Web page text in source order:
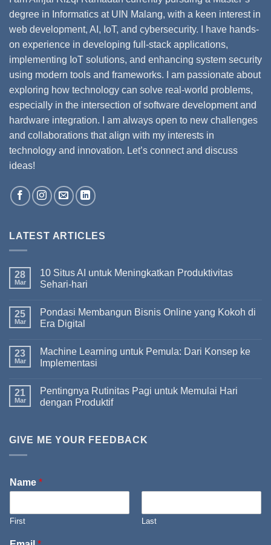
degree in Informatics at UIN Malang, with a keen interest in
web development, AI, IoT, and cybersecurity. I have hands-
on experience in developing full-stack applications,
implementing IoT solutions, and enhancing system security
using modern tools and frameworks. I am passionate about
exploring how technology can solve real-world problems,
especially in the intersection of software development and
hardware integration. I am always open to new challenges
and collaborations that align with my interests in
technology and innovation. Let’s connect and discuss
ideas!
LATEST ARTICLES
28
Mar
10 Situs AI untuk Meningkatkan Produktivitas
Sehari-hari
25
Mar
Pondasi Membangun Bisnis Online yang Kokoh di
Era Digital
23
Mar
Machine Learning untuk Pemula: Dari Konsep ke
Implementasi
21
Mar
Pentingnya Rutinitas Pagi untuk Memulai Hari
dengan Produktif
GIVE ME YOUR FEEDBACK
Name *
First Last